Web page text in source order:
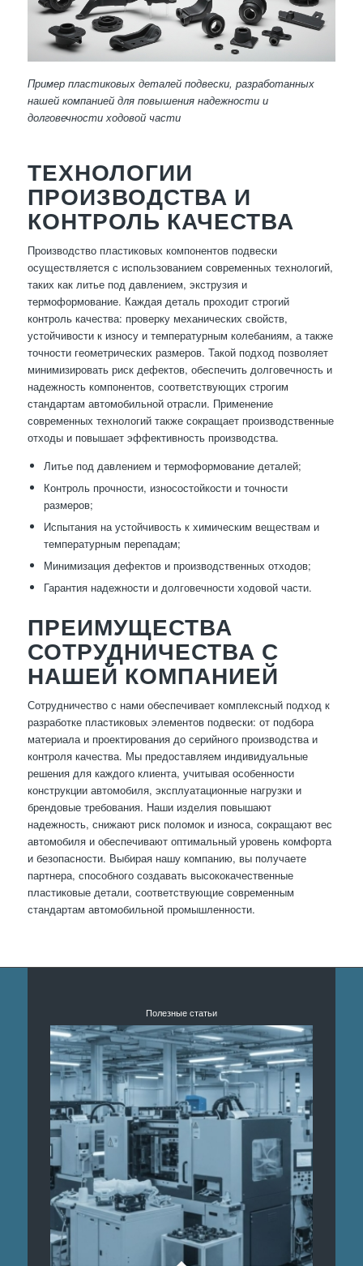
Пример пластиковых деталей подвески, разработанных
нашей компанией для повышения надежности и
долговечности ходовой части
ТЕХНОЛОГИИ
ПРОИЗВОДСТВА И
КОНТРОЛЬ КАЧЕСТВА
Производство пластиковых компонентов подвески
осуществляется с использованием современных технологий,
таких как литье под давлением, экструзия и
термоформование. Каждая деталь проходит строгий
контроль качества: проверку механических свойств,
устойчивости к износу и температурным колебаниям, а также
точности геометрических размеров. Такой подход позволяет
минимизировать риск дефектов, обеспечить долговечность и
надежность компонентов, соответствующих строгим
стандартам автомобильной отрасли. Применение
современных технологий также сокращает производственные
отходы и повышает эффективность производства.
Литье под давлением и термоформование деталей;
Контроль прочности, износостойкости и точности
размеров;
Испытания на устойчивость к химическим веществам и
температурным перепадам;
Минимизация дефектов и производственных отходов;
Гарантия надежности и долговечности ходовой части.
ПРЕИМУЩЕСТВА
СОТРУДНИЧЕСТВА С
НАШЕЙ КОМПАНИЕЙ
Сотрудничество с нами обеспечивает комплексный подход к
разработке пластиковых элементов подвески: от подбора
материала и проектирования до серийного производства и
контроля качества. Мы предоставляем индивидуальные
решения для каждого клиента, учитывая особенности
конструкции автомобиля, эксплуатационные нагрузки и
брендовые требования. Наши изделия повышают
надежность, снижают риск поломок и износа, сокращают вес
автомобиля и обеспечивают оптимальный уровень комфорта
и безопасности. Выбирая нашу компанию, вы получаете
партнера, способного создавать высококачественные
пластиковые детали, соответствующие современным
стандартам автомобильной промышленности.
Полезные статьи